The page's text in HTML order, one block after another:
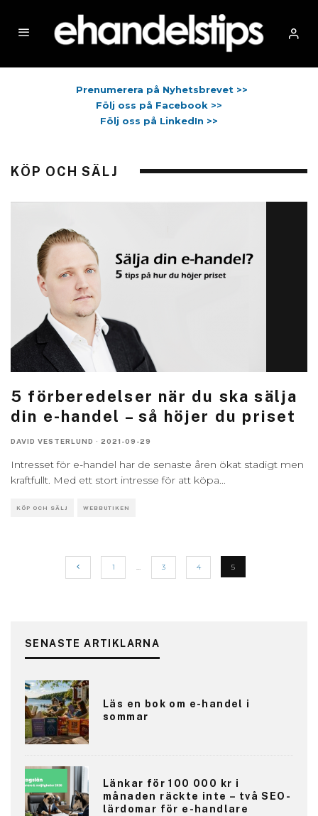
Prenumerera på Nyhetsbrevet >>
Följ oss på Facebook >>
Följ oss på LinkedIn >>
KÖP OCH SÄLJ
5 förberedelser när du ska sälja
din e-handel – så höjer du priset
DAVID VESTERLUND · 2021-09-29
Intresset för e-handel har de senaste åren ökat stadigt men
kraftfullt. Med ett stort intresse för att köpa...
KÖP OCH SÄLJ WEBBUTIKEN
1 … 3 4 5
SENASTE ARTIKLARNA
Läs en bok om e-handel i
sommar
Länkar för 100 000 kr i
månaden räckte inte – två SEO-
lärdomar för e-handlare